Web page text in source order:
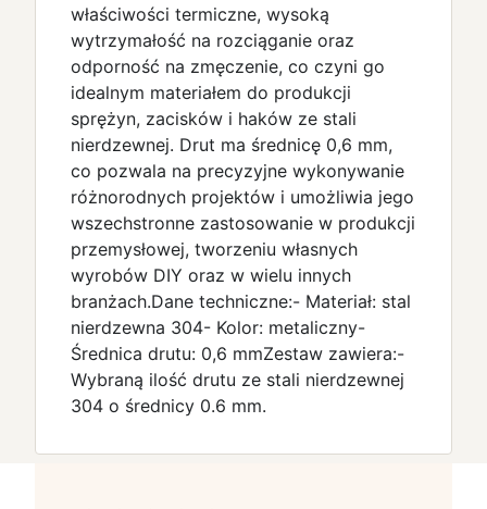
właściwości termiczne, wysoką
wytrzymałość na rozciąganie oraz
odporność na zmęczenie, co czyni go
idealnym materiałem do produkcji
sprężyn, zacisków i haków ze stali
nierdzewnej. Drut ma średnicę 0,6 mm,
co pozwala na precyzyjne wykonywanie
różnorodnych projektów i umożliwia jego
wszechstronne zastosowanie w produkcji
przemysłowej, tworzeniu własnych
wyrobów DIY oraz w wielu innych
branżach.Dane techniczne:- Materiał: stal
nierdzewna 304- Kolor: metaliczny-
Średnica drutu: 0,6 mmZestaw zawiera:-
Wybraną ilość drutu ze stali nierdzewnej
304 o średnicy 0.6 mm.